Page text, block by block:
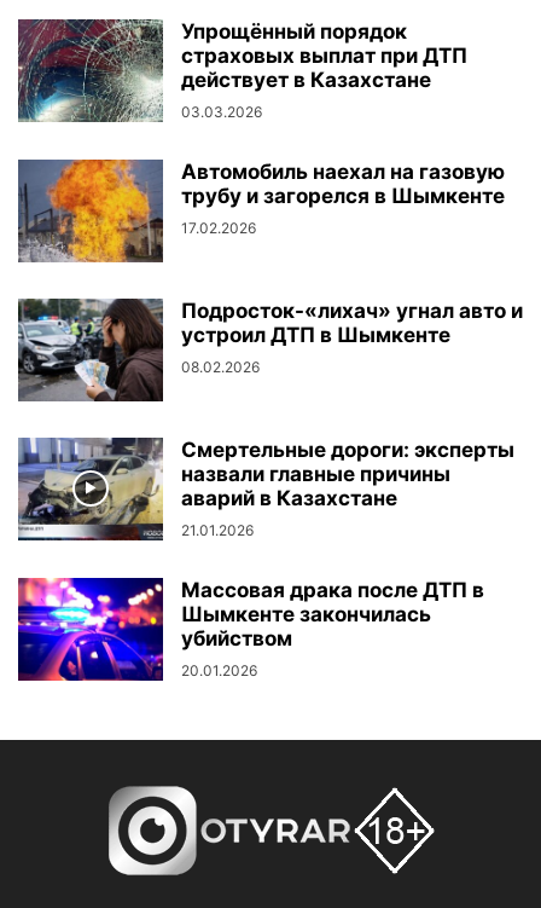
Упрощённый порядок
страховых выплат при ДТП
действует в Казахстане
03.03.2026
Автомобиль наехал на газовую
трубу и загорелся в Шымкенте
17.02.2026
Подросток-«лихач» угнал авто и
устроил ДТП в Шымкенте
08.02.2026
Смертельные дороги: эксперты
назвали главные причины
аварий в Казахстане
21.01.2026
Массовая драка после ДТП в
Шымкенте закончилась
убийством
20.01.2026